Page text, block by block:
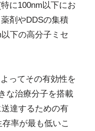
に100nm以下にお
剤やDDSの集積
下の高分子ミセ
ってその有効性を
な治療分子を搭載
達するための有
率が最も低いこ